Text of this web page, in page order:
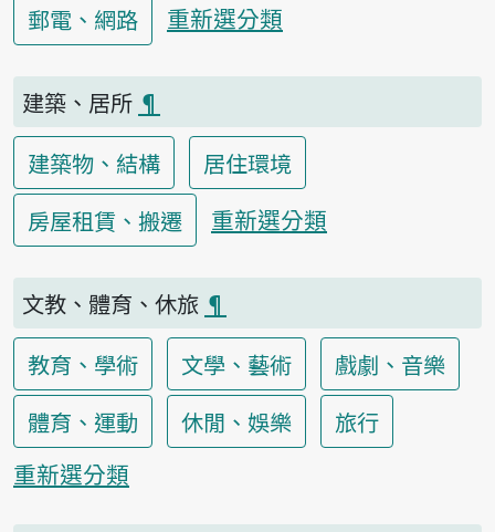
郵電、網路
重新選分類
建築、居所 ¶
建築物、結構
居住環境
房屋租賃、搬遷
重新選分類
文教、體育、休旅 ¶
教育、學術
文學、藝術
戲劇、音樂
體育、運動
休閒、娛樂
旅行
重新選分類